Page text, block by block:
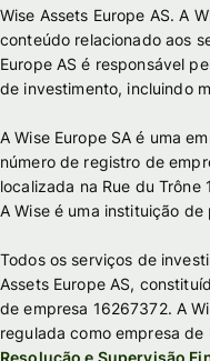
Wise Assets Europe AS. A
conteúdo relacionado aos
Europe AS é responsável
de investimento, incluindo
A Wise Europe SA é uma
número de registro de
localizada na Rue du Trône
A Wise é uma instituição
Todos os serviços de
Assets Europe AS,
de empresa 16267372. A
regulada como empresa
Resolução e Supervisão